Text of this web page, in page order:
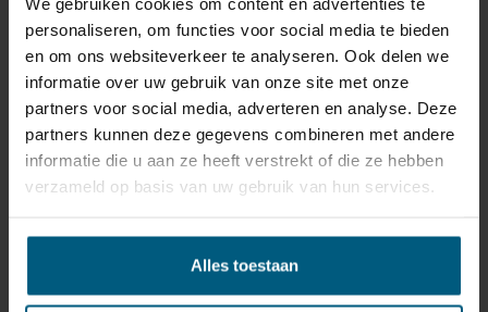
personaliseren, om functies voor social media te bieden
en om ons websiteverkeer te analyseren. Ook delen we
informatie over uw gebruik van onze site met onze
partners voor social media, adverteren en analyse. Deze
partners kunnen deze gegevens combineren met andere
informatie die u aan ze heeft verstrekt of die ze hebben
verzameld op basis van uw gebruik van hun services.
Alles toestaan
Een kwalitatief kussen draagt bij aan een betere start
van de dag. Door de juiste ondersteuning van hoofd en
nek kan het Crown Kussen helpen om spanning tijdens
de nacht te verminderen. Het resultaat is een
comfortabelere nachtrust en een uitgeruster gevoel bij
het opstaan.
Het Crown Kussen is ontwikkeld voor wie waarde hecht
investering in slaapkwaliteit waar je iedere nacht
opnieuw van profiteert.
BOXSPRING/BEDDEN BOVEN
€1000,- GRATIS.